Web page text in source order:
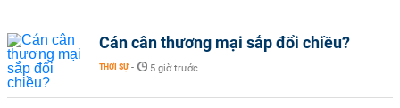
Cán cân thương mại sắp đổi chiều?
THỜI SỰ - 5 giờ trước